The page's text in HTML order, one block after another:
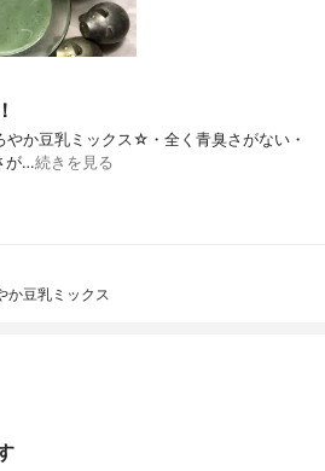
か豆乳ミックス☆・全く青臭さがない・
が…続きを見る
か豆乳ミックス